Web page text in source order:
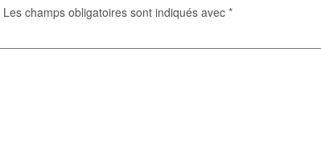
Les champs obligatoires sont indiqués avec *